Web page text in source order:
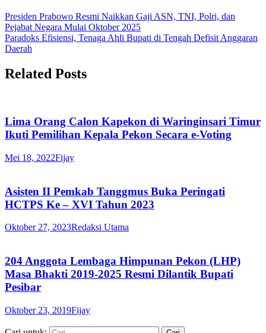
Presiden Prabowo Resmi Naikkan Gaji ASN, TNI, Polri, dan
Pejabat Negara Mulai Oktober 2025
Paradoks Efisiensi, Tenaga Ahli Bupati di Tengah Defisit Anggaran
Daerah
Related Posts
Lima Orang Calon Kapekon di Waringinsari Timur
Ikuti Pemilihan Kepala Pekon Secara e-Voting
Mei 18, 2022Fijay
Asisten II Pemkab Tanggmus Buka Peringati
HCTPS Ke – XVI Tahun 2023
Oktober 27, 2023Redaksi Utama
204 Anggota Lembaga Himpunan Pekon (LHP)
Masa Bhakti 2019-2025 Resmi Dilantik Bupati
Pesibar
Oktober 23, 2019Fijay